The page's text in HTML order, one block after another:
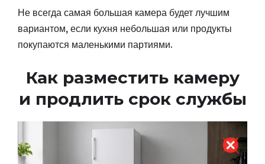
Не всегда самая большая камера будет лучшим
вариантом, если кухня небольшая или продукты
покупаются маленькими партиями.
Как разместить камеру
и продлить срок службы